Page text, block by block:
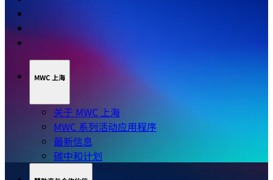
MWC 上海
关于 MWC 上海
MWC 系列活动应用程序
最新信息
碳中和计划